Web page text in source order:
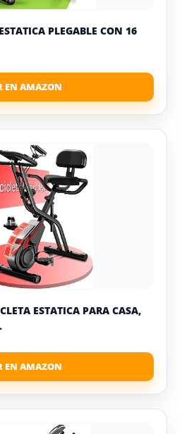
PLEGABLE CON 16
ESTATICA PARA CASA,